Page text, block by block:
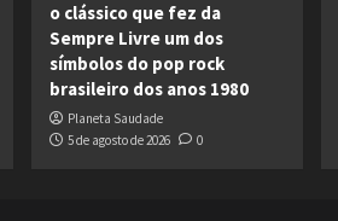
o clássico que fez da
Sempre Livre um dos
símbolos do pop rock
brasileiro dos anos 1980
Planeta Saudade
5 de agosto de 2026
0